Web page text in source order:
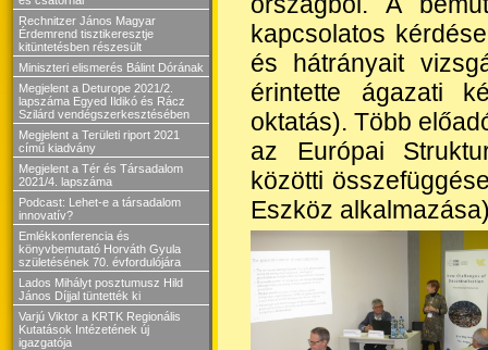
Rechnitzer János Magyar
Érdemrend tisztikeresztje
kitüntetésben részesült
Miniszteri elismerés Bálint Dórának
Megjelent a Deturope 2021/2.
lapszáma Egyed Ildikó és Rácz
Szilárd vendégszerkesztésében
Megjelent a Területi riport 2021
című kiadvány
Megjelent a Tér és Társadalom
2021/4. lapszáma
Podcast: Lehet-e a társadalom
innovatív?
Emlékkonferencia és
könyvbemutató Horváth Gyula
születésének 70. évfordulójára
Lados Mihályt posztumusz Hild
János Díjjal tüntették ki
Varjú Viktor a KRTK Regionális
Kutatások Intézetének új
igazgatója
kapcsolatos
és hátrányait
érintette ágazati
oktatás). Több
az Európai
közötti
Eszköz